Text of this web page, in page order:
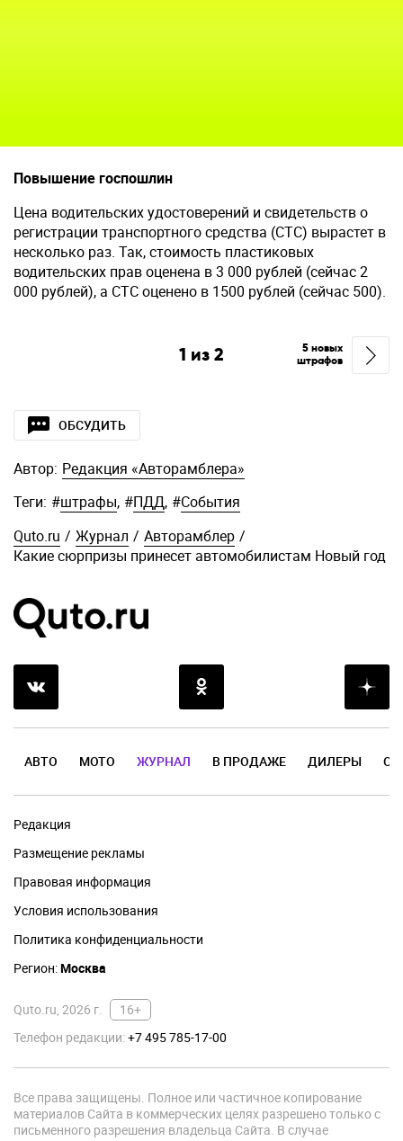
Повышение госпошлин
Цена водительских удостоверений и свидетельств о
регистрации транспортного средства (СТС) вырастет в
несколько раз. Так, стоимость пластиковых
водительских прав оценена в 3 000 рублей (сейчас 2
000 рублей), а СТС оценено в 1500 рублей (сейчас 500).
1 из2
5 новых
штрафов
ОБСУДИТЬ
Автор: Редакция «Авторамблера»
Теги: #штрафы, #ПДД, #События
Quto.ru / Журнал / Авторамблер /
Какие сюрпризы принесет автомобилистам Новый год
АВТО МОТО ЖУРНАЛ В ПРОДАЖЕ ДИЛЕРЫ
Редакция
Размещение рекламы
Правовая информация
Условия использования
Политика конфиденциальности
Регион:Москва
Quto.ru, 2026 г.
16+
Телефон редакции:+7 495 785-17-00
Все права защищены. Полное или частичное копирование
материалов Сайта в коммерческих целях разрешено только с
письменного разрешения владельца Сайта. В случае